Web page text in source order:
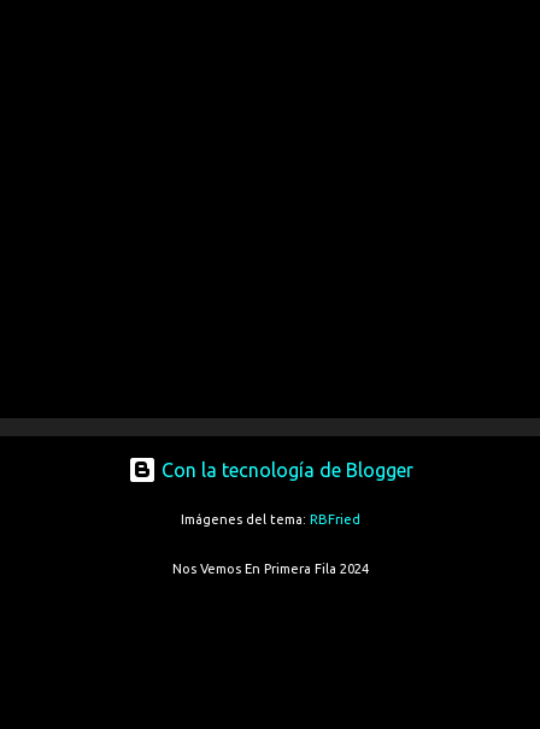
Con la tecnología de Blogger
Imágenes del tema: RBFried
Nos Vemos En Primera Fila 2024